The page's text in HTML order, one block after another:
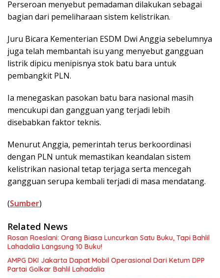
Perseroan menyebut pemadaman dilakukan sebagai
bagian dari pemeliharaan sistem kelistrikan.
Juru Bicara Kementerian ESDM Dwi Anggia sebelumnya
juga telah membantah isu yang menyebut gangguan
listrik dipicu menipisnya stok batu bara untuk
pembangkit PLN.
Ia menegaskan pasokan batu bara nasional masih
mencukupi dan gangguan yang terjadi lebih
disebabkan faktor teknis.
Menurut Anggia, pemerintah terus berkoordinasi
dengan PLN untuk memastikan keandalan sistem
kelistrikan nasional tetap terjaga serta mencegah
gangguan serupa kembali terjadi di masa mendatang.
(Sumber)
Related News
Rosan Roeslani: Orang Biasa Luncurkan Satu Buku, Tapi Bahlil
Lahadalia Langsung 10 Buku!
AMPG DKI Jakarta Dapat Mobil Operasional Dari Ketum DPP
Partai Golkar Bahlil Lahadalia